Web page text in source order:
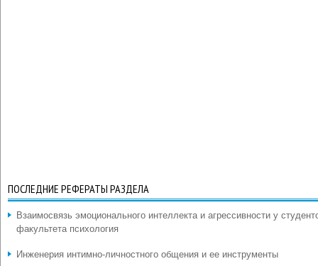
ПОСЛЕДНИЕ РЕФЕРАТЫ РАЗДЕЛА
Взаимосвязь эмоционального интеллекта и агрессивности у
факультета психология
Инженерия интимно-личностного общения и ее инструменты